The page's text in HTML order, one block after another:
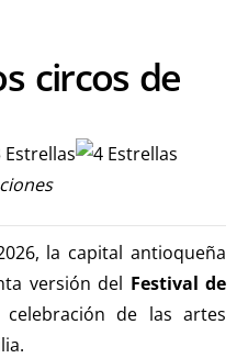
circos de
la capital antioqueña
versión del Festival de
de las artes